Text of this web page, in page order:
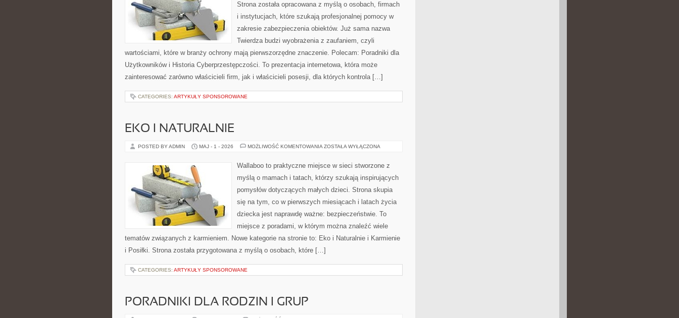
Strona została opracowana z myślą o osobach, firmach
i instytucjach, które szukają profesjonalnej pomocy w
zakresie zabezpieczenia obiektów. Już sama nazwa
Twierdza budzi wyobrażenia z zaufaniem, czyli
wartościami, które w branży ochrony mają pierwszorzędne znaczenie. Polecam: Poradniki dla
Użytkowników i Historia Cyberprzestępczości. To prezentacja internetowa, która może
zainteresować zarówno właścicieli firm, jak i właścicieli posesji, dla których kontrola […]
CATEGORIES: ARTYKUŁY SPONSOROWANE
EKO I NATURALNIE
POSTED BY ADMIN MAJ - 1 - 2026 MOŻLIWOŚĆ KOMENTOWANIA EKO
ZOSTAŁA WYŁĄCZONA
Wallaboo to praktyczne miejsce w sieci stworzone z
myślą o mamach i tatach, którzy szukają inspirujących
pomysłów dotyczących małych dzieci. Strona skupia
się na tym, co w pierwszych miesiącach i latach życia
dziecka jest naprawdę ważne: bezpieczeństwie. To
miejsce z poradami, w którym można znaleźć wiele
tematów związanych z karmieniem. Nowe kategorie na stronie to: Eko i Naturalnie i Karmienie
i Posiłki. Strona została przygotowana z myślą o osobach, które […]
CATEGORIES: ARTYKUŁY SPONSOROWANE
PORADNIKI DLA RODZIN I GRUP